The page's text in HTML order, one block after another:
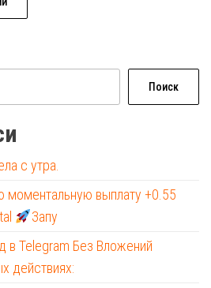
Поиск
с утра.
моментальную выплату +0.55
Запу
в Telegram Без Вложений
действиях: